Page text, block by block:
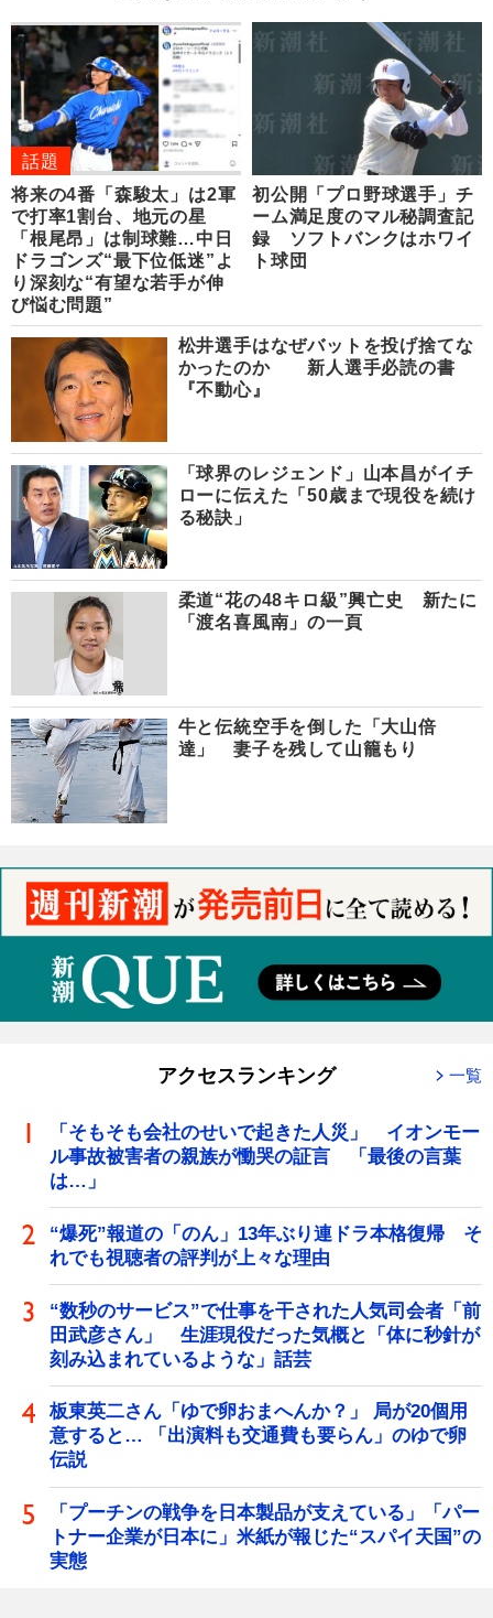
話題
将来の4番「森駿太」は2軍
で打率1割台、地元の星
「根尾昂」は制球難…中日
ドラゴンズ“最下位低迷”よ
り深刻な“有望な若手が伸
び悩む問題”
初公開「プロ野球選手」チ
ーム満足度のマル秘調査記
録 ソフトバンクはホワイ
ト球団
松井選手はなぜバットを投げ捨てな
かったのか 新人選手必読の書
『不動心』
「球界のレジェンド」山本昌がイチ
ローに伝えた「50歳まで現役を続け
る秘訣」
柔道“花の48キロ級”興亡史 新たに
「渡名喜風南」の一頁
牛と伝統空手を倒した「大山倍
達」 妻子を残して山籠もり
アクセスランキング 一覧
「そもそも会社のせいで起きた人災」 イオンモー
ル事故被害者の親族が慟哭の証言 「最後の言葉
は…」
“爆死”報道の「のん」13年ぶり連ドラ本格復帰 そ
れでも視聴者の評判が上々な理由
“数秒のサービス”で仕事を干された人気司会者「前
田武彦さん」 生涯現役だった気概と「体に秒針が
刻み込まれているような」話芸
板東英二さん「ゆで卵おまへんか？」 局が20個用
意すると… 「出演料も交通費も要らん」のゆで卵
伝説
「プーチンの戦争を日本製品が支えている」「パー
トナー企業が日本に」米紙が報じた“スパイ天国”の
実態